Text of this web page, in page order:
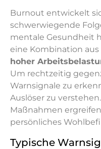
Burnout entwickelt
schwerwiegende
mentale Gesundheit
eine Kombination aus
hoher
Um rechtzeitig
Warnsignale zu
Auslöser zu
Maßnahmen
persönliches
Typische